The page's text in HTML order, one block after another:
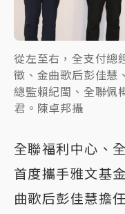
從左至右，全支付總
徵、金曲歌后彭佳慧
總監賴紀閩、全聯佩
君。陳卓邦攝
全聯福利中心、
首度攜手雅文基
曲歌后彭佳慧擔